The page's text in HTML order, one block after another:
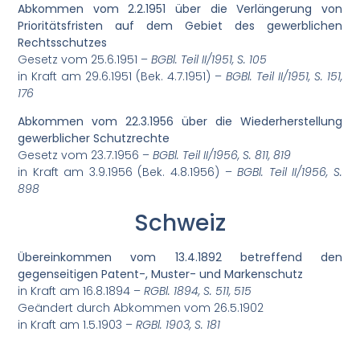
Abkommen vom 2.2.1951 über die Verlängerung von
Prioritätsfristen auf dem Gebiet des gewerblichen
Rechtsschutzes
Gesetz vom 25.6.1951 –BGBl. Teil II/1951, S. 105
in Kraft am 29.6.1951 (Bek. 4.7.1951) – BGBl. Teil II/1951, S. 151,
176
Abkommen vom 22.3.1956 über die Wiederherstellung
gewerblicher Schutzrechte
Gesetz vom 23.7.1956 –BGBl. Teil II/1956, S. 811, 819
in Kraft am 3.9.1956 (Bek. 4.8.1956) –BGBl. Teil II/1956, S.
898
Schweiz
Übereinkommen vom 13.4.1892 betreffend den
gegenseitigen Patent-, Muster- und Markenschutz
in Kraft am 16.8.1894 –RGBl. 1894, S. 511, 515
Geändert durch Abkommen vom 26.5.1902
in Kraft am 1.5.1903 –RGBl. 1903, S. 181